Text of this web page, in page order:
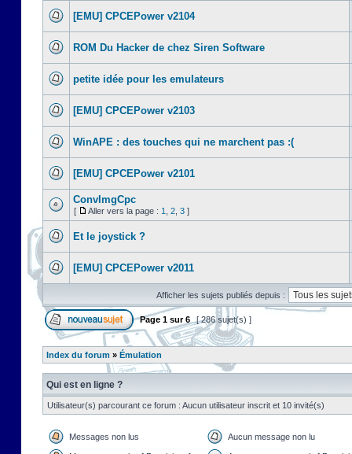
[EMU] CPCEPower v2104
ROM Du Hacker de chez Siren Software
petite idée pour les emulateurs
[EMU] CPCEPower v2103
WinAPE : des touches qui ne marchent pas :(
[EMU] CPCEPower v2101
ConvImgCpc
[ Aller vers la page : 1 2 3 ]
Et le joystick ?
[EMU] CPCEPower v2011
Afficher les sujets publiés depuis :
Page 1 sur6 [ 286 sujet(s) ]
Index du forum » Émulation
Qui est en ligne ?
Utilisateur(s) parcourant ce forum : Aucun utilisateur inscrit et 10 invité(s)
Messages non lus Aucun message non lu